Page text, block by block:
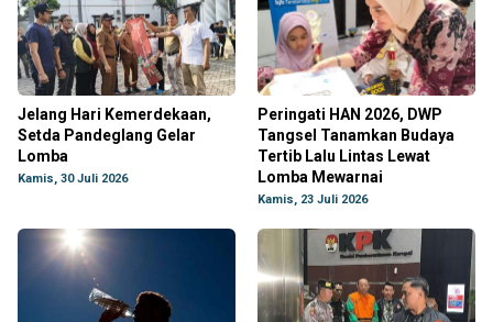
Jelang Hari Kemerdekaan,
Setda Pandeglang Gelar
Lomba
Kamis, 30 Juli 2026
Peringati HAN 2026, DWP
Tangsel Tanamkan Budaya
Tertib Lalu Lintas Lewat
Lomba Mewarnai
Kamis, 23 Juli 2026